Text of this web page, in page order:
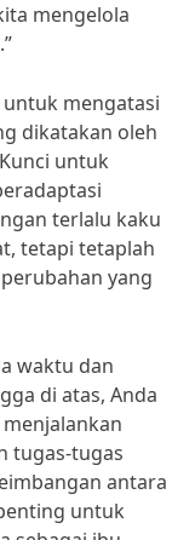
mengelola
mengatasi
dikatakan oleh
untuk
terlalu kaku
tetapi tetaplah
yang
waktu dan
di atas, Anda
tugas-tugas
antara
untuk